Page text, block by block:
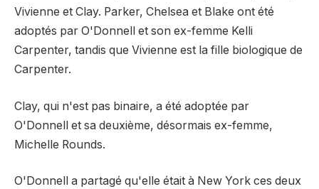
Vivienne et Clay. Parker, Chelsea et Blake ont été
adoptés par O'Donnell et son ex-femme Kelli
Carpenter, tandis que Vivienne est la fille biologique de
Carpenter.
Clay, qui n'est pas binaire, a été adoptée par
O'Donnell et sa deuxième, désormais ex-femme,
Michelle Rounds.
O'Donnell a partagé qu'elle était à New York ces deux